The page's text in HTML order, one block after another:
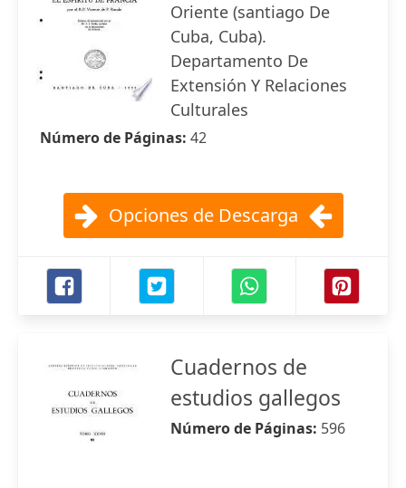
Oriente (santiago De
Cuba, Cuba).
Departamento De
Extensión Y Relaciones
Culturales
Número de Páginas: 42
Opciones de Descarga
Cuadernos de
estudios gallegos
Número de Páginas: 596